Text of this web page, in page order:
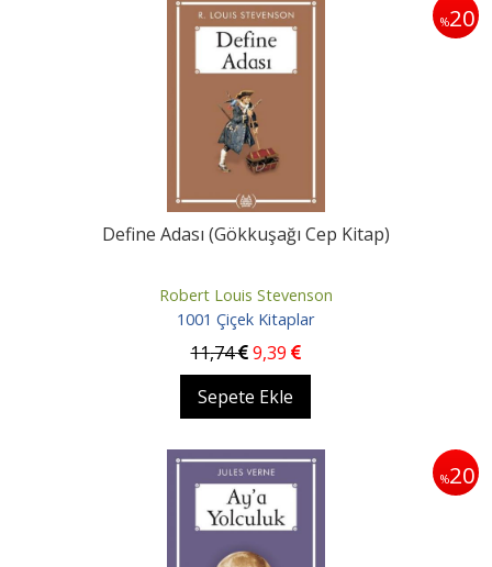
%20
Define Adası (Gökkuşağı Cep Kitap)
Robert Louis Stevenson
1001 Çiçek Kitaplar
11,74 9,39
Sepete Ekle
%20